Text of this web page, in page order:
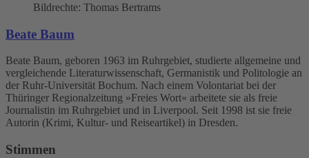
Bildrechte: Thomas Bertrams
Beate Baum
Beate Baum, geboren 1963 im Ruhrgebiet, studierte allgemeine und
vergleichende Literaturwissenschaft, Germanistik und Politologie an
der Ruhr-Universität Bochum. Nach einem Volontariat bei der
Thüringer Regionalzeitung »Freies Wort« arbeitete sie als freie
Journalistin im Ruhrgebiet und in Liverpool. Seit 1998 ist sie freie
Autorin (Krimi, Kultur- und Reiseartikel) in Dresden.
Stimmen